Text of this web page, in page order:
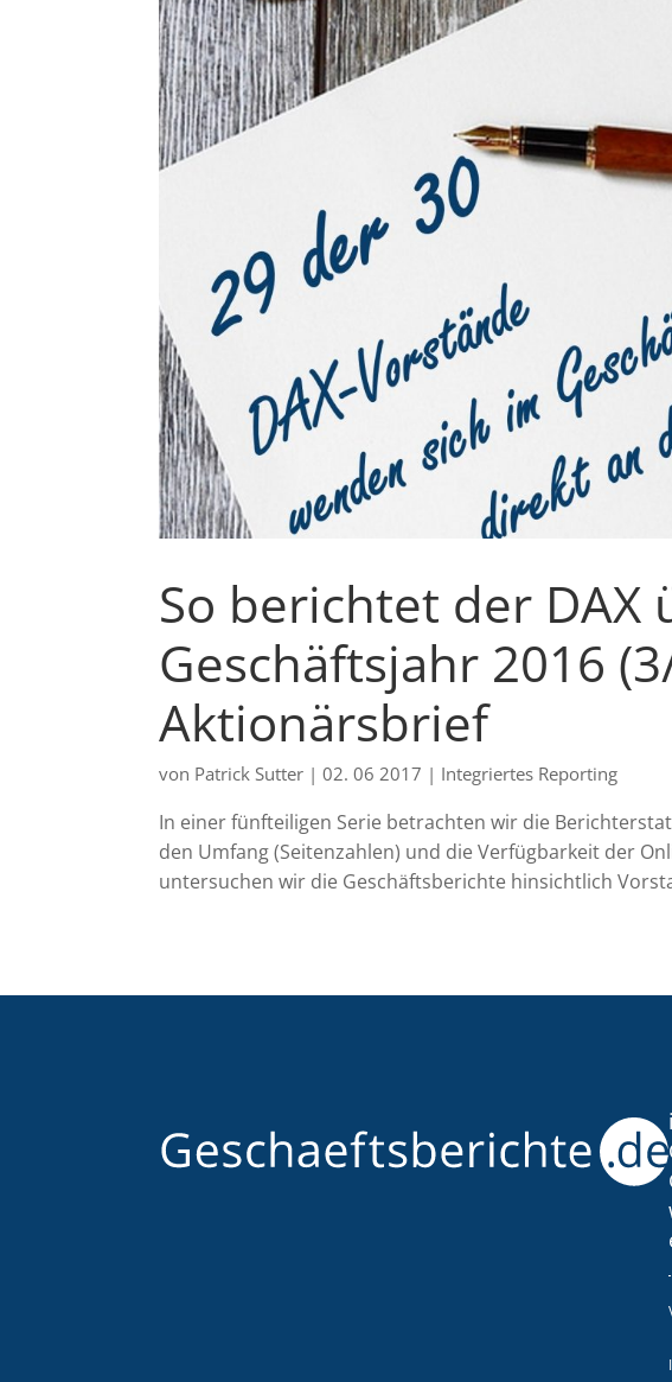
So berichtet der DAX
Geschäftsjahr 2016
Aktionärsbrief
von Patrick Sutter |02. 06 2017 | Integriertes Reporting
In einer fünfteiligen Serie betrachten wir die
den Umfang (Seitenzahlen) und die Verfügbarkeit der
untersuchen wir die Geschäftsberichte hinsichtlich